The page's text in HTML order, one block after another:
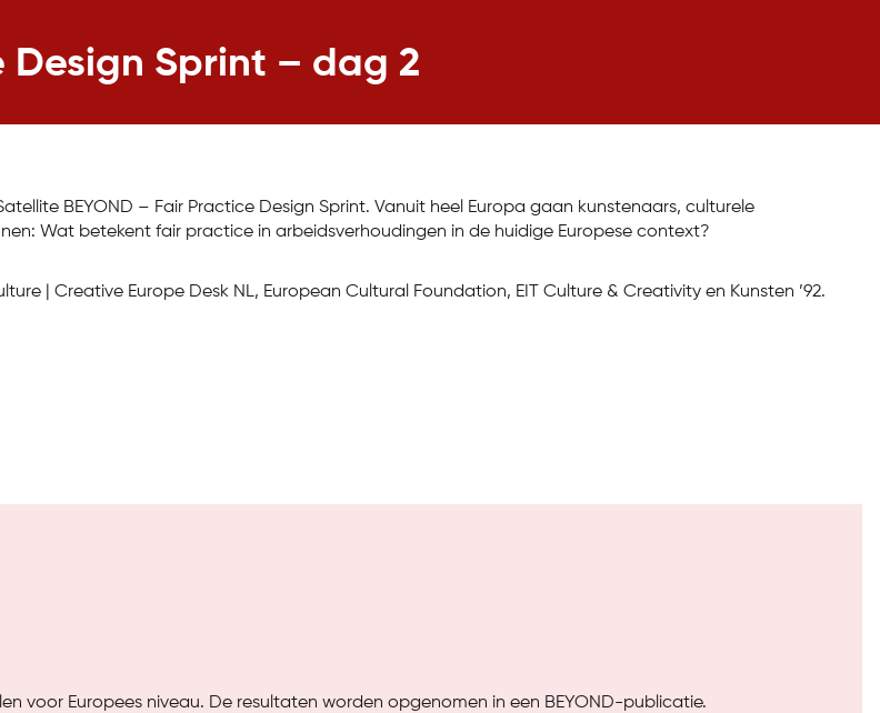
Design Sprint – dag 2
BEYOND – Fair Practice Design Sprint. Vanuit heel Europa gaan kunstenaars, culturele
Wat betekent fair practice in arbeidsverhoudingen in de huidige Europese context?
| Creative Europe Desk NL, European Cultural Foundation, EIT Culture & Creativity en Kunsten ’92.
voor Europees niveau. De resultaten worden opgenomen in een BEYOND-publicatie.